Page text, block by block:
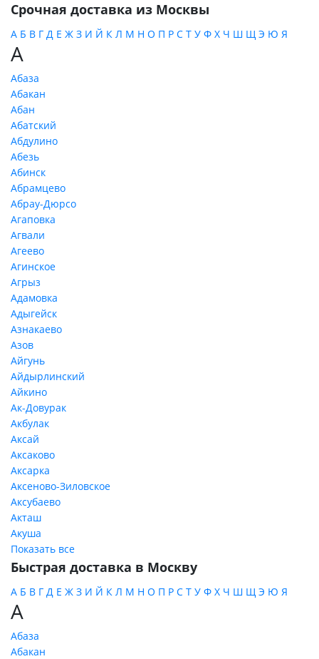
Срочная доставка из Москвы
А Б В Г Д Е Ж З И Й К Л М Н О П Р С Т У Ф Х Ч Ш Щ Э Ю Я
А
Абаза
Абакан
Абан
Абатский
Абдулино
Абезь
Абинск
Абрамцево
Абрау-Дюрсо
Агаповка
Агвали
Агеево
Агинское
Агрыз
Адамовка
Адыгейск
Азнакаево
Азов
Айгунь
Айдырлинский
Айкино
Ак-Довурак
Акбулак
Аксай
Аксаково
Аксарка
Аксеново-Зиловское
Аксубаево
Акташ
Акуша
Показать все
Быстрая доставка в Москву
А Б В Г Д Е Ж З И Й К Л М Н О П Р С Т У Ф Х Ч Ш Щ Э Ю Я
А
Абаза
Абакан